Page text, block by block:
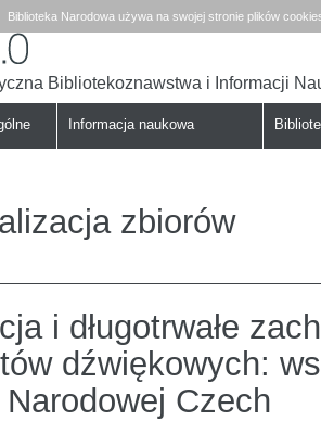
Biblioteka Narodowa używa na swojej stronie plików
Bibliotekoznawstwa i Informacji
Informacja naukowa
zbiorów
i długotrwałe
dźwiękowych:
Czech